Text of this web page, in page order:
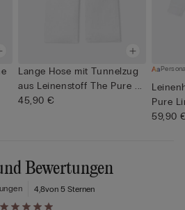
Lange Hose mit Tunnelzug
aus Leinenstoff The Pure ...
45,90 €
Pure
59,90
Bewertungen
4,8von 5 Sternen